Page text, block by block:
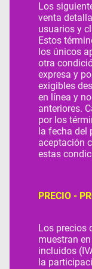
Los
venta
usuarios y
Estos
los únicos
otra
expresa y
exigibles
en línea y
anteriores.
por los
la fecha del
aceptación
estas
PRECIO -
Los precios
muestran
incluidos
la